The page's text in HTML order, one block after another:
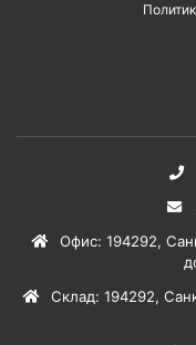
Офис: 194292,
Склад: 194292,